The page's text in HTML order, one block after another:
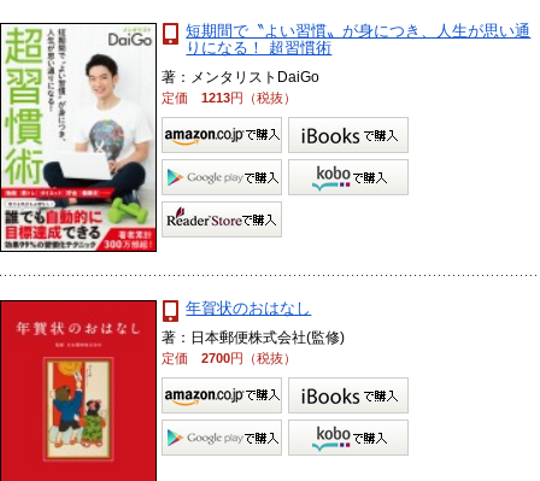
短期間で〝よい習慣〟が身につき、人生が思い通
りになる！ 超習慣術
著：メンタリストDaiGo
定価1213円（税抜）
年賀状のおはなし
著：日本郵便株式会社(監修)
定価2700円（税抜）